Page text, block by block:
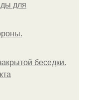
для
беседки.